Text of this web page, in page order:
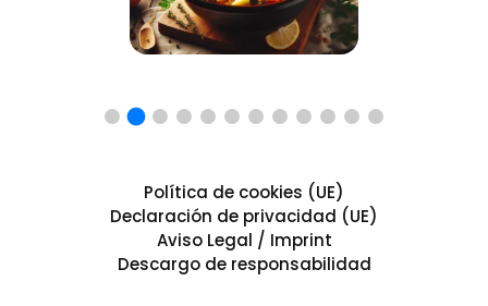
Política de cookies (UE)
Declaración de privacidad (UE)
Aviso Legal / Imprint
Descargo de responsabilidad